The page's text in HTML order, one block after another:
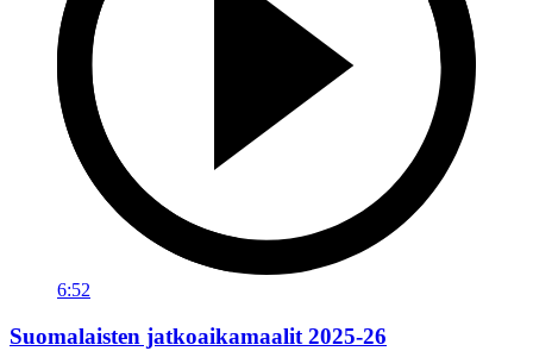
6:52
Suomalaisten jatkoaikamaalit 2025-26